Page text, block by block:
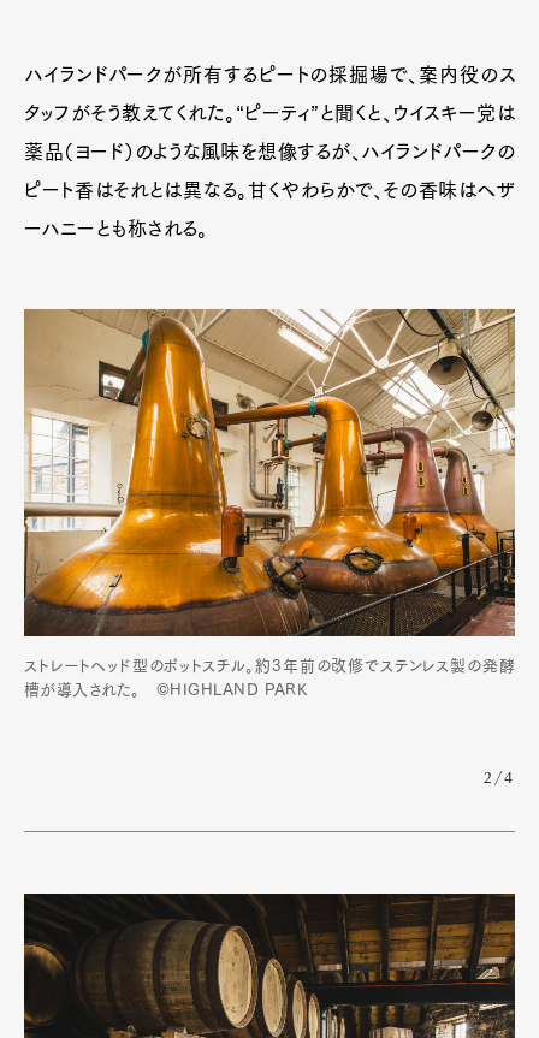
Pen international Pen tw
ハイランドパークが所有するピートの採掘場で、案内役のス
タッフがそう教えてくれた。“ピーティ”と聞くと、ウイスキー党は
薬品（ヨード）のような風味を想像するが、ハイランドパークの
ピート香はそれとは異なる。甘くやわらかで、その香味はヘザ
ーハニーとも称される。
ストレートヘッド型のポットスチル。約3年前の改修でステンレス製の発酵
槽が導入された。 ©HIGHLAND PARK
2/4